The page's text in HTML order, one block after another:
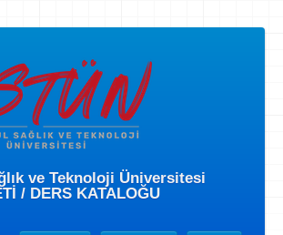
ve Teknoloji Üniversitesi
/ DERS KATALOĞU